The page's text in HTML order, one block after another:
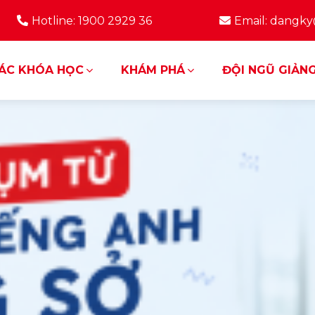
Hotline: 1900 2929 36 Email:
KHÓA HỌC KHÁM PHÁ ĐỘI NGŨ